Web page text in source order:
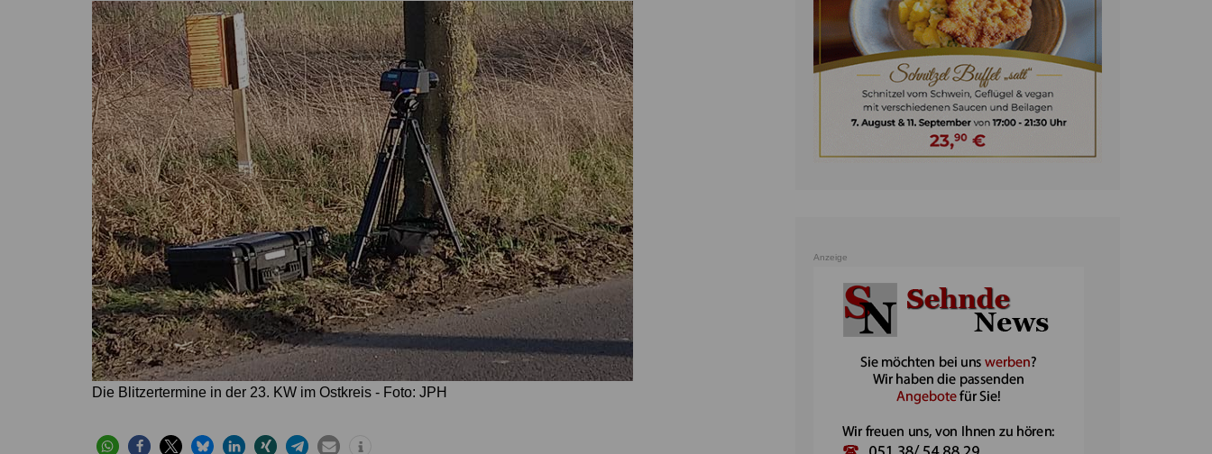
Höver
Ilten
Klein Lobke
Köthenwald
Müllingen
Rethmar
Sehnde
Wassel
Wehmingen
Wirringen
Lehrte
Ramhorst
Röddensen
Sievershausen
Steinwedel
Stadtrat
Überregionale Politik
Verwaltung
Wahlen
Tennis/Tischtennis
Kunst
Theater
Vorträge
Die Blitzertermine in der 23. KW im Ostkreis - Foto: JPH
Anzeige